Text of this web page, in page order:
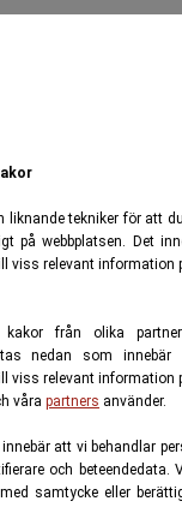
liknande tekniker för att
på webbplatsen. Det
viss relevant information
kakor från olika
nedan som innebär
viss relevant information
våra partners använder.
att vi behandlar
och beteendedata.
samtycke eller